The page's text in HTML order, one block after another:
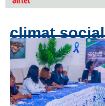
climat social